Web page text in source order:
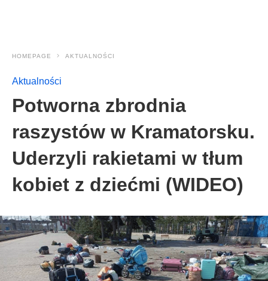
HOMEPAGE AKTUALNOŚCI
Aktualności
Potworna zbrodnia
raszystów w Kramatorsku.
Uderzyli rakietami w tłum
kobiet z dziećmi (WIDEO)